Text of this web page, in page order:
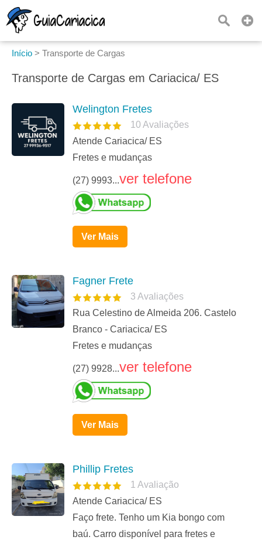
Início > Transporte de Cargas
Transporte de Cargas em Cariacica/ ES
Welington Fretes
10 Avaliações
Atende Cariacica/ ES
Fretes e mudanças
(27) 9993...ver telefone
Ver Mais
Fagner Frete
3 Avaliações
Rua Celestino de Almeida 206. Castelo
Branco - Cariacica/ ES
Fretes e mudanças
(27) 9928...ver telefone
Ver Mais
Phillip Fretes
1 Avaliação
Atende Cariacica/ ES
Faço frete. Tenho um Kia bongo com
baú. Carro disponível para fretes e